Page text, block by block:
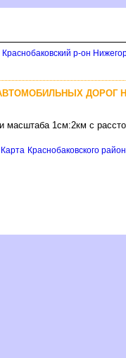
р-он
ДОРОГ
масштаба 1см:2км с
Карта Краснобаковского